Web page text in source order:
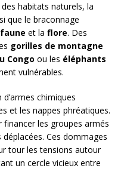
habitats naturels, la
que le braconnage
faune et la flore. Des
gorilles de montagne
Congo ou les éléphants
vulnérables.
chimiques
et les nappes phréatiques.
financer les groupes armés
Ces dommages
tour les tensions autour
un cercle vicieux entre